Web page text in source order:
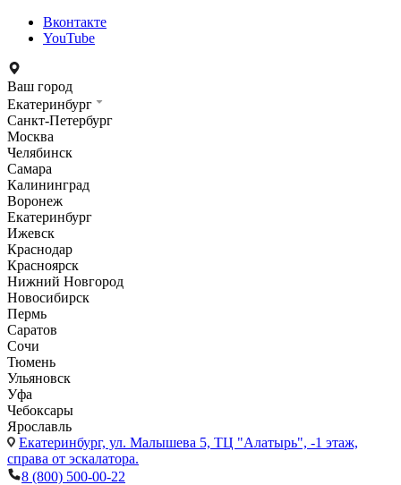
Вконтакте
YouTube
Ваш город
Екатеринбург
Санкт-Петербург
Москва
Челябинск
Самара
Калининград
Воронеж
Екатеринбург
Ижевск
Краснодар
Красноярск
Нижний Новгород
Новосибирск
Пермь
Саратов
Сочи
Тюмень
Ульяновск
Уфа
Чебоксары
Ярославль
Екатеринбург, ул. Малышева 5, ТЦ "Алатырь", -1 этаж,
справа от эскалатора.
8 (800) 500-00-22